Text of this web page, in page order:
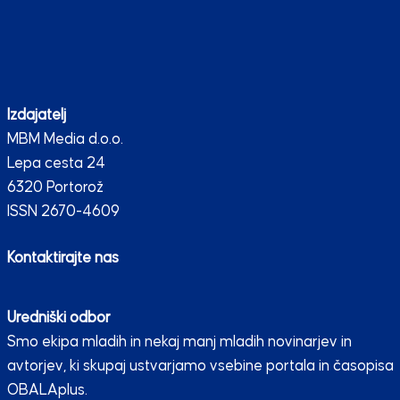
Kontaktirajte nas
Uredniški odbor
OBALAplus.
Preberi več